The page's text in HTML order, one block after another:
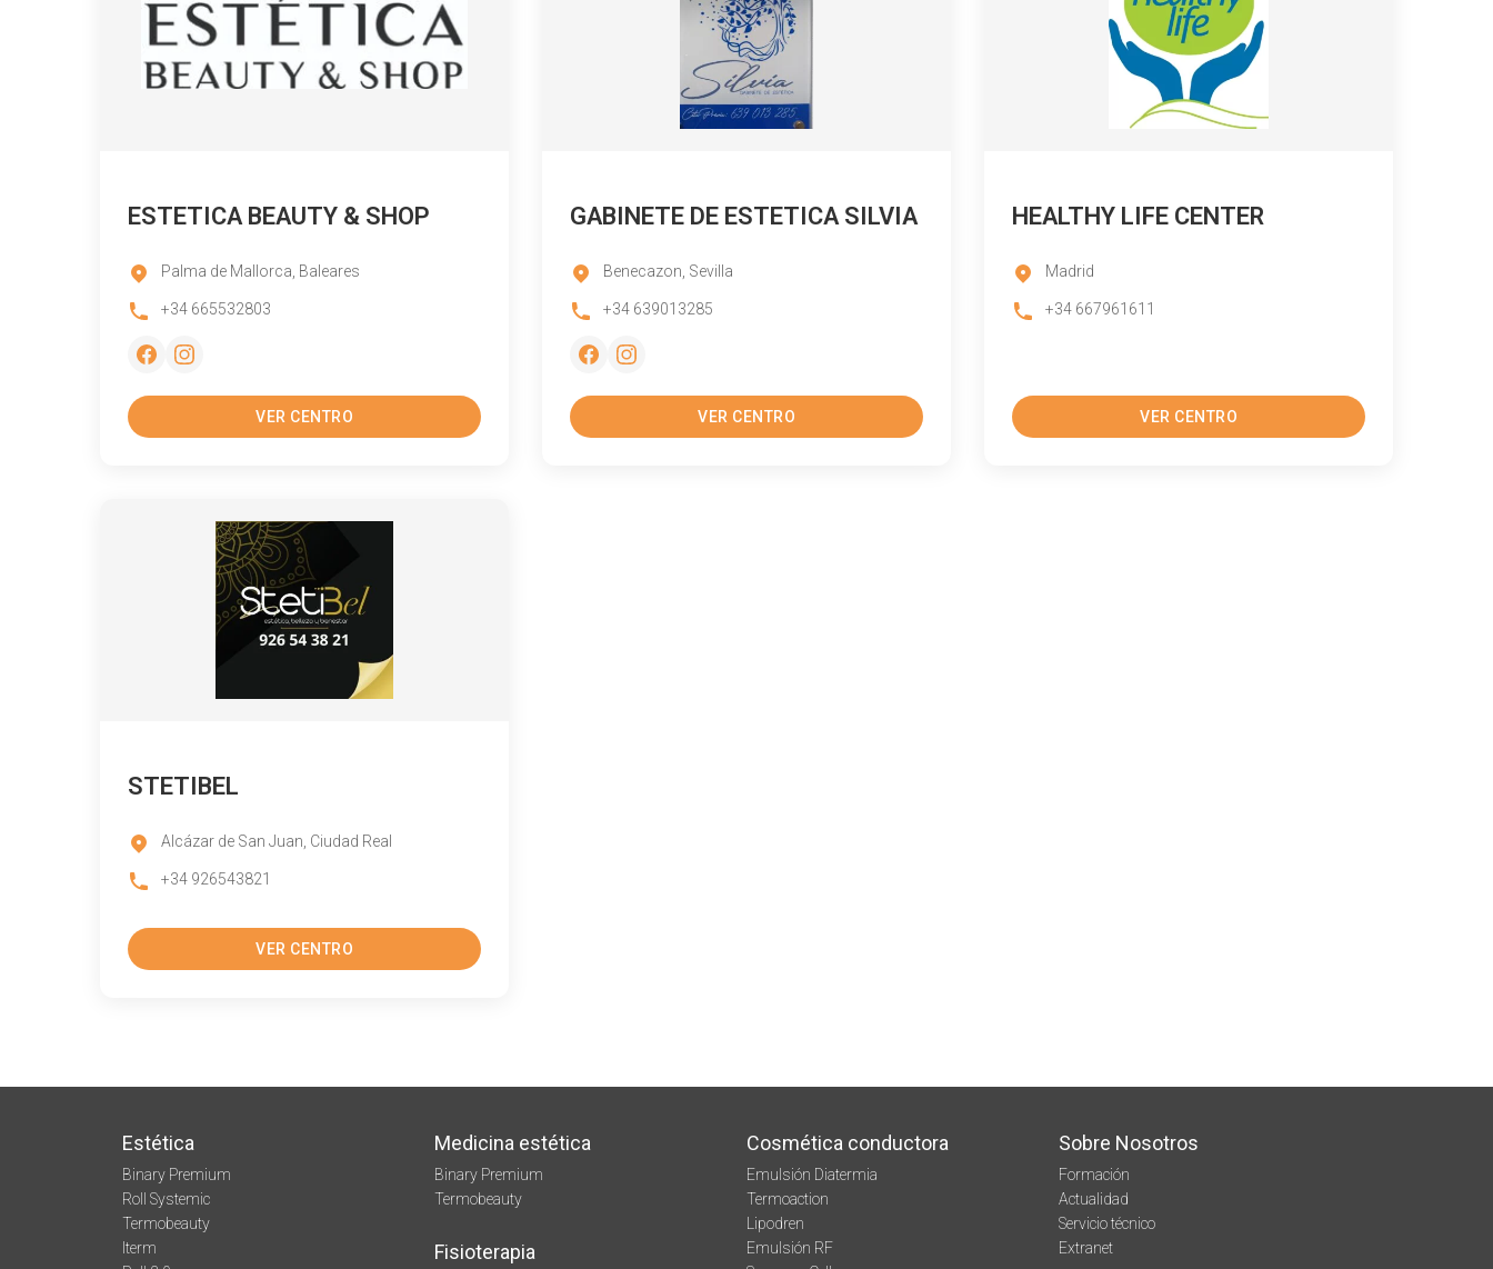
ESTETICA BEAUTY & SHOP
Palma de Mallorca, Baleares
+34 665532803
VER CENTRO
GABINETE DE ESTETICA SILVIA
Benecazon, Sevilla
+34 639013285
VER CENTRO
HEALTHY LIFE CENTER
Madrid
+34 667961611
VER CENTRO
STETIBEL
Alcázar de San Juan, Ciudad Real
+34 926543821
VER CENTRO
Estética
Binary Premium
Roll Systemic
Termobeauty
Iterm
Medicina estética
Binary Premium
Termobeauty
Fisioterapia
Cosmética conductora
Emulsión Diatermia
Termoaction
Lipodren
Emulsión RF
Sobre Nosotros
Formación
Actualidad
Servicio técnico
Extranet